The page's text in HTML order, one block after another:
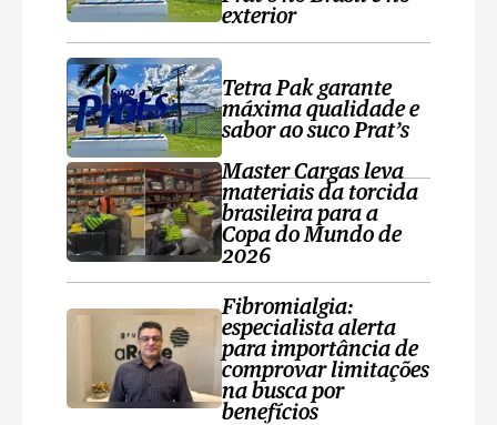
exterior
Tetra Pak garante
máxima qualidade e
sabor ao suco Prat’s
Master Cargas leva
materiais da torcida
brasileira para a
Copa do Mundo de
2026
Fibromialgia:
especialista alerta
para importância de
comprovar limitações
na busca por
benefícios